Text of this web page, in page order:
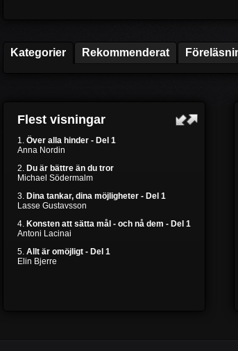
Kategorier Rekommenderat
Flest visningar
1. Över alla hinder - Del 1
Anna Nordin
2. Du är bättre än du tror
Michael Södermalm
3. Dina tankar, dina möjligheter - Del 1
Lasse Gustavsson
4. Konsten att sätta mål - och nå dem - Del 1
Antoni Lacinai
5. Allt är omöjligt - Del 1
Elin Bjerre